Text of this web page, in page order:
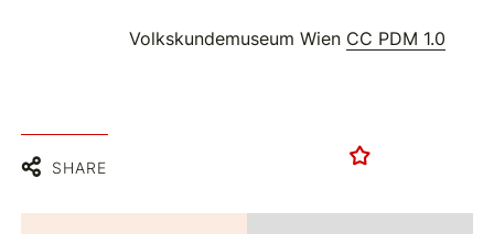
Volkskundemuseum Wien CC PDM 1.0
SHARE